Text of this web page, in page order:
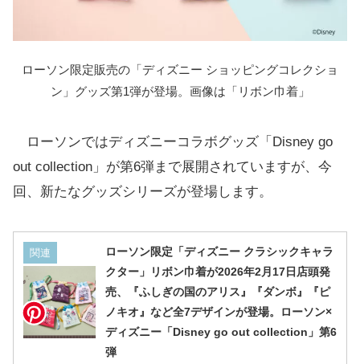
ローソン限定販売の「ディズニー ショッピングコレクショ
ン」グッズ第1弾が登場。画像は「リボン巾着」
ローソンではディズニーコラボグッズ「Disney go
out collection」が第6弾まで展開されていますが、今
回、新たなグッズシリーズが登場します。
関連
ローソン限定「ディズニー クラシックキャラ
クター」リボン巾着が2026年2月17日店頭発
売、『ふしぎの国のアリス』『ダンボ』『ピ
ノキオ』など全7デザインが登場。ローソン×
ディズニー「Disney go out collection」第6
弾